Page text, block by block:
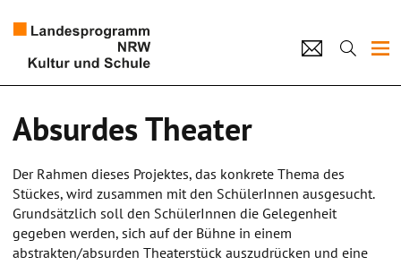
Künstlerpool
Schulen
Kultur und Schule
Absurdes Theater
Der Rahmen dieses Projektes, das konkrete Thema des
Stückes, wird zusammen mit den SchülerInnen ausgesucht.
Grundsätzlich soll den SchülerInnen die Gelegenheit
gegeben werden, sich auf der Bühne in einem
abstrakten/absurden Theaterstück auszudrücken und eine